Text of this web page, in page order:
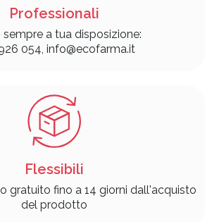
Professionali
sempre a tua disposizione:
054, info@ecofarma.it
Flessibili
gratuito fino a 14 giorni dall'acquisto
del prodotto